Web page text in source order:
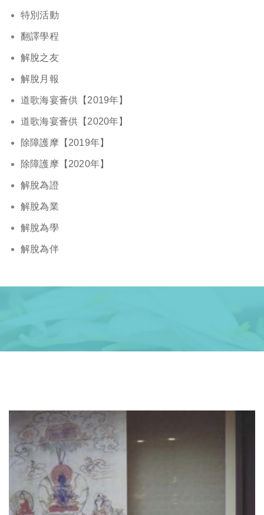
特別活動
翻譯學程
解脫之友
解脫月報
道歌海宴薈供【2019年】
道歌海宴薈供【2020年】
除障護摩【2019年】
除障護摩【2020年】
解脫為證
解脫為業
解脫為學
解脫為伴